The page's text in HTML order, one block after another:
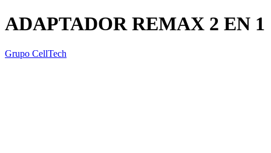
ADAPTADOR REMAX 2 EN 1
Grupo CellTech